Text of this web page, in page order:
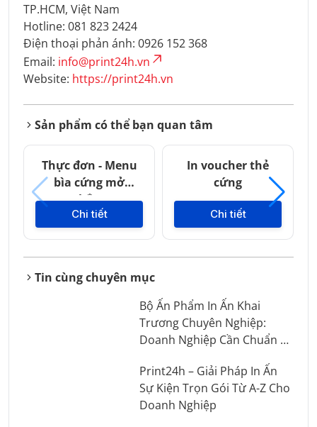
TP.HCM, Việt Nam
Hotline: 081 823 2424
Điện thoại phản ánh: 0926 152 368
Email: info@print24h.vn
Website: https://print24h.vn
Sản phẩm có thể bạn quan tâm
Thực đơn - Menu
bìa cứng mở
phẳng
Chi tiết
In voucher thẻ
cứng
Chi tiết
Tin cùng chuyên mục
Bộ Ấn Phẩm In Ấn Khai
Trương Chuyên Nghiệp:
Doanh Nghiệp Cần Chuẩn Bị
Print24h – Giải Pháp In Ấn
Sự Kiện Trọn Gói Từ A-Z Cho
Doanh Nghiệp